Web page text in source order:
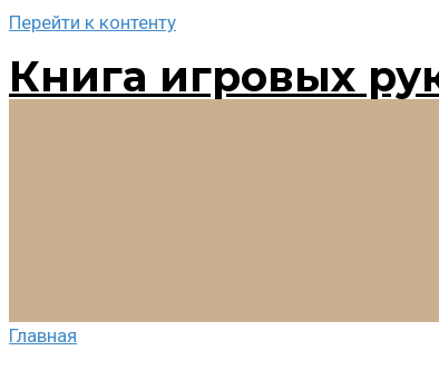
Перейти к контенту
Книга игровых
Главная